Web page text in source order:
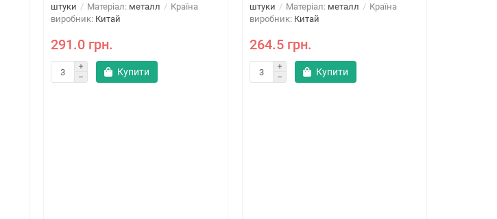
штуки
Матеріал: металл
Країна
виробник: Китай
291.0 грн.
Купити
штуки
Матеріал: металл
Країна
виробник: Китай
264.5 грн.
Купити